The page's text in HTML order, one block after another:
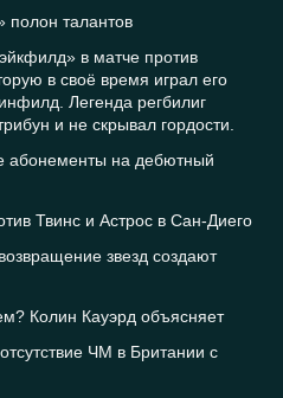
полон талантов
в матче против
в своё время играл его
Легенда регбилиг
и не скрывал гордости.
абонементы на дебютный
Твинс и Астрос в Сан-Диего
звезд создают
Колин Кауэрд объясняет
ЧМ в Британии с